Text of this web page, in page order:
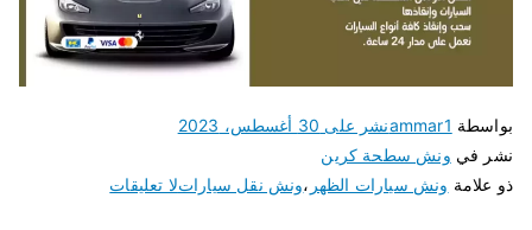
بواسطة ammar1نشر على 30 أغسطس، 2023
نشر في ونش سطحة كرين
ذو علامة ونش سيارات الظهر ،ونش نقل سياراتلا تعليقات